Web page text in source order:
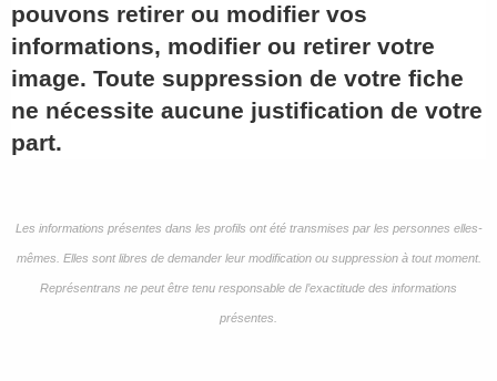
pouvons retirer ou modifier vos
informations, modifier ou retirer votre
image. Toute suppression de votre fiche
ne nécessite aucune justification de votre
part.
Les informations présentes dans les profils ont été transmises par les personnes elles-
mêmes. Elles sont libres de demander leur modification ou suppression à tout moment.
Représentrans ne peut être tenu responsable de l’exactitude des informations
présentes.